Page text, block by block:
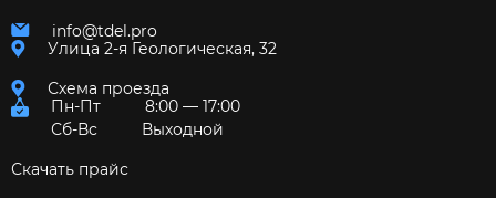
info@tdel.pro
Улица 2-я Геологическая, 32
Схема проезда
Пн-Пт
8:00 — 17:00
Сб-Вс
Выходной
Скачать прайс